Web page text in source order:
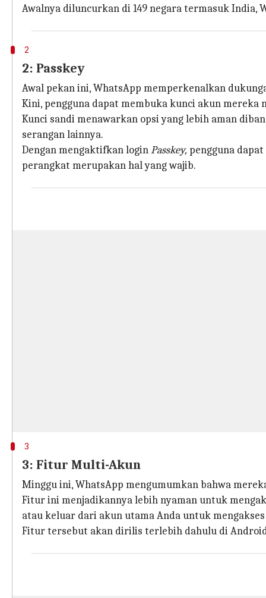
Awalnya diluncurkan di 149 negara termasuk
2
2: Passkey
Awal pekan ini, WhatsApp memperkenalkan
Kini, pengguna dapat membuka kunci akun mereka
Kunci sandi menawarkan opsi yang lebih aman
serangan lainnya.
Dengan mengaktifkan loginPasskey, pengguna
perangkat merupakan hal yang wajib.
3
3: Fitur Multi-Akun
Minggu ini, WhatsApp mengumumkan bahwa
Fitur ini menjadikannya lebih nyaman untuk
atau keluar dari akun utama Anda untuk
Fitur tersebut akan dirilis terlebih dahulu di